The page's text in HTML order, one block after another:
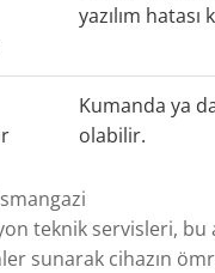
yazılım hatası
Kumanda ya
olabilir.
teknik servisleri, bu
sunarak cihazın